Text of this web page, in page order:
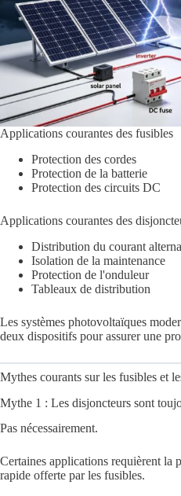
Applications courantes des fusibles
Protection des cordes
Protection de la batterie
Protection des circuits DC
Applications courantes des
Distribution du courant
Isolation de la maintenance
Protection de l'onduleur
Tableaux de distribution
Les systèmes photovoltaïques
deux dispositifs pour assurer une
Mythes courants sur les fusibles et
Mythe 1 : Les disjoncteurs sont
Pas nécessairement.
Certaines applications requièrent la
rapide offerte par les fusibles.